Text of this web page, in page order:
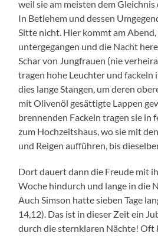
weil sie am meisten dem
In Betlehem und dessen
Sitte nicht. Hier kommt am
untergegangen und die Nacht
Schar von Jungfrauen (nie
tragen hohe Leuchter und fackeln
dies lange Stangen, um deren
mit Olivenöl gesättigte Lappen
brennenden Fackeln tragen sie in
zum Hochzeitshaus, wo sie mit
und Reigen aufführen, bis
Dort dauert dann die Freude mit
Woche hindurch und lange in die
Auch Simson hatte sieben Tage
14,12). Das ist in dieser Zeit ein
durch die sternklaren Nächte! Oft